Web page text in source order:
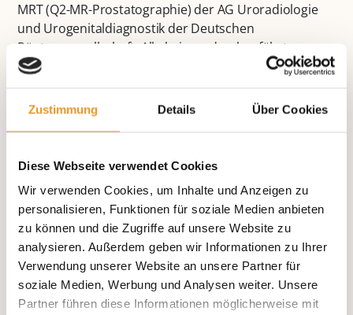
Zustimmung Details Über Cookies
Diese Webseite verwendet Cookies
Wir verwenden Cookies, um Inhalte und Anzeigen zu
personalisieren, Funktionen für soziale Medien anbieten
zu können und die Zugriffe auf unsere Website zu
analysieren. Außerdem geben wir Informationen zu Ihrer
Verwendung unserer Website an unsere Partner für
soziale Medien, Werbung und Analysen weiter. Unsere
Partner führen diese Informationen möglicherweise mit
MRT (Q2-MR-Prostatographie) der AG Uroradiologie
und Urogenitaldiagnostik der Deutschen
Röntgengesellschaft. Alle bei uns durchgeführten
Prostata-MRTs werden nach dem 4-Augenprinzip für
Ein Vorteil und Alleinstellungsmerkmal ist zudem die
enge und interdisziplinäre Zusammenarbeit mit der
erforderlichen weiteren Schritte können bei auffälligen
Befunden im Haus veranlasst werden. Alle
notwendigen Therapien erfolgen auf direktem Wege
mit den entsprechenden Spezialisten der Beta Klinik.